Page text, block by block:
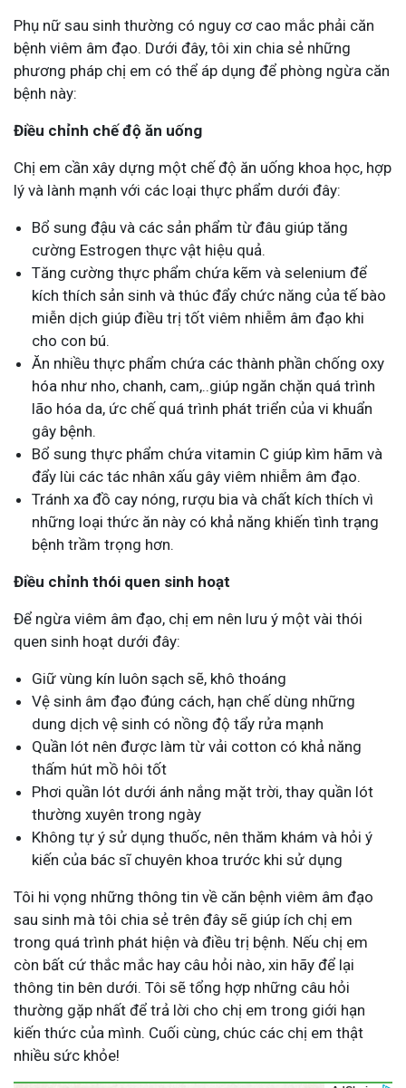
Phụ nữ sau sinh thường có nguy cơ cao mắc phải căn
bệnh viêm âm đạo. Dưới đây, tôi xin chia sẻ những
phương pháp chị em có thể áp dụng để phòng ngừa căn
bệnh này:
Điều chỉnh chế độ ăn uống
Chị em cần xây dựng một chế độ ăn uống khoa học, hợp
lý và lành mạnh với các loại thực phẩm dưới đây:
Bổ sung đậu và các sản phẩm từ đâu giúp tăng
cường Estrogen thực vật hiệu quả.
Tăng cường thực phẩm chứa kẽm và selenium để
kích thích sản sinh và thúc đẩy chức năng của tế bào
miễn dịch giúp điều trị tốt viêm nhiễm âm đạo khi
cho con bú.
Ăn nhiều thực phẩm chứa các thành phần chống oxy
hóa như nho, chanh, cam,..giúp ngăn chặn quá trình
lão hóa da, ức chế quá trình phát triển của vi khuẩn
gây bệnh.
Bổ sung thực phẩm chứa vitamin C giúp kìm hãm và
đẩy lùi các tác nhân xấu gây viêm nhiễm âm đạo.
Tránh xa đồ cay nóng, rượu bia và chất kích thích vì
những loại thức ăn này có khả năng khiến tình trạng
bệnh trầm trọng hơn.
Điều chỉnh thói quen sinh hoạt
Để ngừa viêm âm đạo, chị em nên lưu ý một vài thói
quen sinh hoạt dưới đây:
Giữ vùng kín luôn sạch sẽ, khô thoáng
Vệ sinh âm đạo đúng cách, hạn chế dùng những
dung dịch vệ sinh có nồng độ tẩy rửa mạnh
Quần lót nên được làm từ vải cotton có khả năng
thấm hút mồ hôi tốt
Phơi quần lót dưới ánh nắng mặt trời, thay quần lót
thường xuyên trong ngày
Không tự ý sử dụng thuốc, nên thăm khám và hỏi ý
kiến của bác sĩ chuyên khoa trước khi sử dụng
Tôi hi vọng những thông tin về căn bệnh viêm âm đạo
sau sinh mà tôi chia sẻ trên đây sẽ giúp ích chị em
trong quá trình phát hiện và điều trị bệnh. Nếu chị em
còn bất cứ thắc mắc hay câu hỏi nào, xin hãy để lại
thông tin bên dưới. Tôi sẽ tổng hợp những câu hỏi
thường gặp nhất để trả lời cho chị em trong giới hạn
kiến thức của mình. Cuối cùng, chúc các chị em thật
nhiều sức khỏe!